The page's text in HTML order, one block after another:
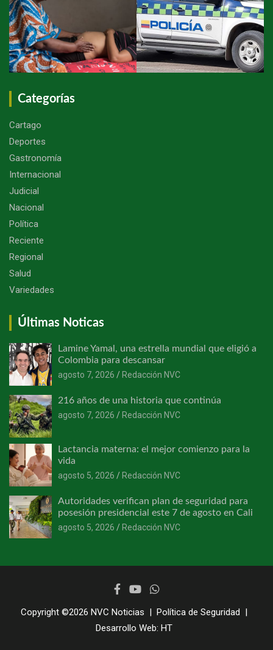
Categorías
Cartago
Deportes
Gastronomía
Internacional
Judicial
Nacional
Política
Reciente
Regional
Salud
Variedades
Últimas Noticas
Lamine Yamal, una estrella mundial que eligió a
Colombia para descansar
agosto 7, 2026
Redacción NVC
216 años de una historia que continúa
agosto 7, 2026
Redacción NVC
Lactancia materna: el mejor comienzo para la
vida
agosto 5, 2026
Redacción NVC
Autoridades verifican plan de seguridad para
posesión presidencial este 7 de agosto en Cali
agosto 5, 2026
Redacción NVC
Copyright ©2026 NVC Noticias
Política de Seguridad
Desarrollo Web: HT